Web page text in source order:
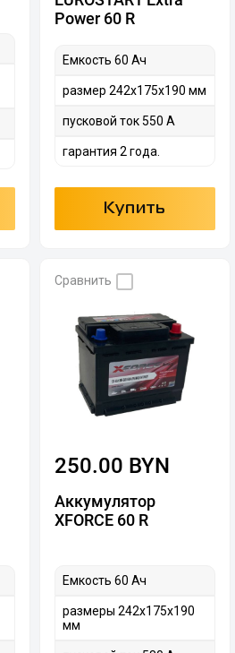
Power 60 R
Емкость 60 Ач
размер 242х175х190 мм
пусковой ток 550 А
гарантия 2 года.
Купить
Сравнить
250.00 BYN
Аккумулятор
XFORCE 60 R
Емкость 60 Ач
размеры 242х175х190
мм